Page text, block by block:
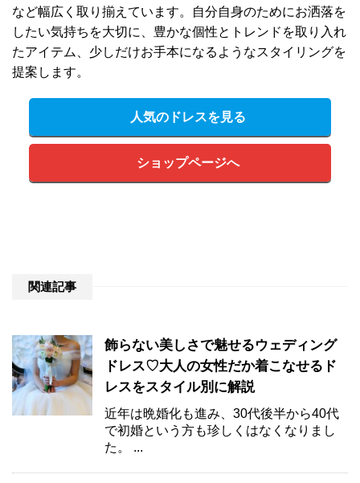
など幅広く取り揃えています。自分自身のためにお洒落を
したい気持ちを大切に、豊かな個性とトレンドを取り入れ
たアイテム、少しだけお手本になるようなスタイリングを
提案します。
人気のドレスを見る
ショップページへ
関連記事
飾らない美しさで魅せるウェディング
ドレス♡大人の女性だか着こなせるド
レスをスタイル別に解説
近年は晩婚化も進み、30代後半から40代
で初婚という方も珍しくはなくなりまし
た。 ...